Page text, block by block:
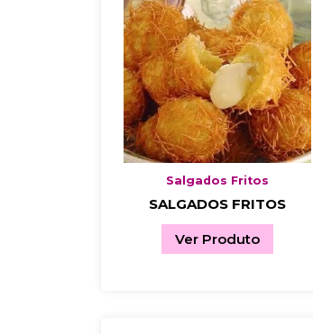
Salgados Fritos
SALGADOS FRITOS
Ver Produto